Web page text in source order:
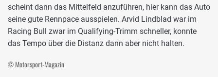
scheint dann das Mittelfeld anzuführen, hier kann das Auto
seine gute Rennpace ausspielen. Arvid Lindblad war im
Racing Bull zwar im Qualifying-Trimm schneller, konnte
das Tempo über die Distanz dann aber nicht halten.
© Motorsport-Magazin